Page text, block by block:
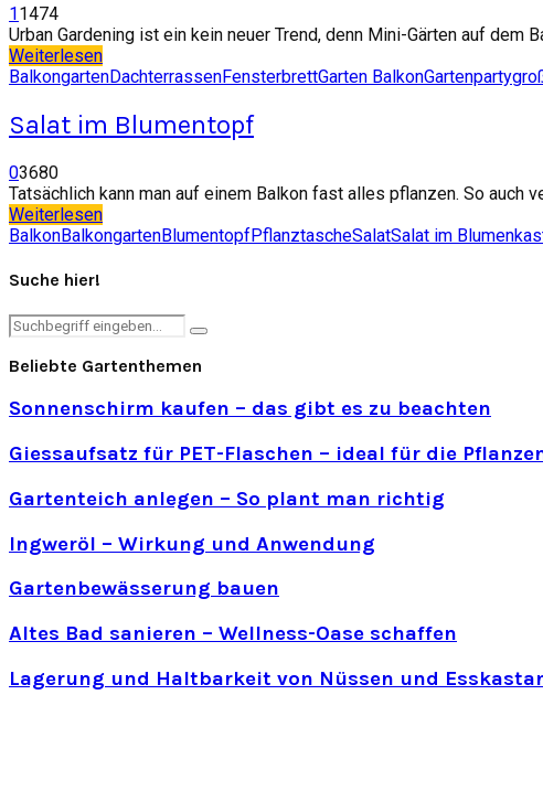
1 1474
Urban Gardening ist ein kein neuer Trend, denn Mini-Gärten auf dem
Weiterlesen
BalkongartenDachterrassenFensterbrettGarten BalkonGartenparty
Salat im Blumentopf
03680
Tatsächlich kann man auf einem Balkon fast alles pflanzen. So auch
Weiterlesen
BalkonBalkongartenBlumentopf PflanztascheSalatSalat im
Suche hier!
Search
for:
Search
Beliebte Gartenthemen
Sonnenschirm kaufen – das gibt es zu beachten
Giessaufsatz für PET-Flaschen – ideal für die
Gartenteich anlegen – So plant man richtig
Ingweröl – Wirkung und Anwendung
Gartenbewässerung bauen
Altes Bad sanieren – Wellness-Oase schaffen
Lagerung und Haltbarkeit von Nüssen und